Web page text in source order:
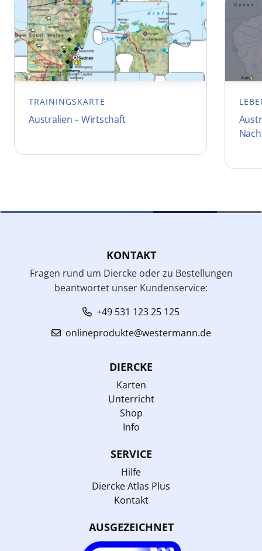
TRAININGSKARTE
Australien – Wirtschaft
KONTAKT
Fragen rund um Diercke oder zu Bestellungen
beantwortet unser Kundenservice:
+49 531 123 25 125
onlineprodukte@westermann.de
DIERCKE
Karten
Unterricht
Shop
Info
SERVICE
Hilfe
Diercke Atlas Plus
Kontakt
AUSGEZEICHNET